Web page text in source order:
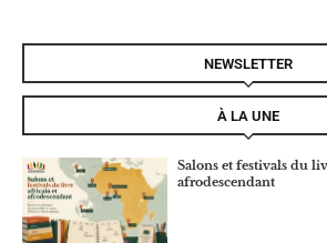
NEWSLETTER
À LA UNE
Salons et festivals du
afrodescendant